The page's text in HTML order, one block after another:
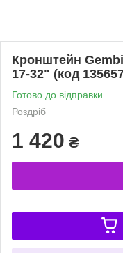
Кронштейн
17-32" (код
Готово до відправки
Роздріб
1 420 ₴